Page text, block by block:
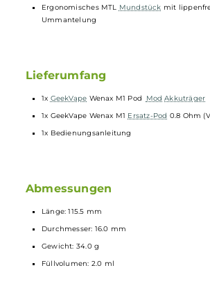
Integrierte Zugautomatik
Farb-LED zur Anzeige des Akkustandes
10-Sekunden Zugdauerbegrenzung
Relevante Schutzschaltungen integriert
Transparente Pods
Komfortables Side-Fill
Ergonomisches MTL
Ummantelung